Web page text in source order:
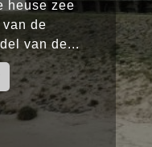
heuse zee
de
van de...